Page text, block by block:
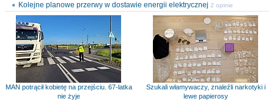
Kolejne planowe przerwy w dostawie energii elektrycznej 2 opinie
MAN potrącił kobietę na przejściu. 67-latka
nie żyje
Szukali włamywaczy, znaleźli narkotyki i
lewe papierosy